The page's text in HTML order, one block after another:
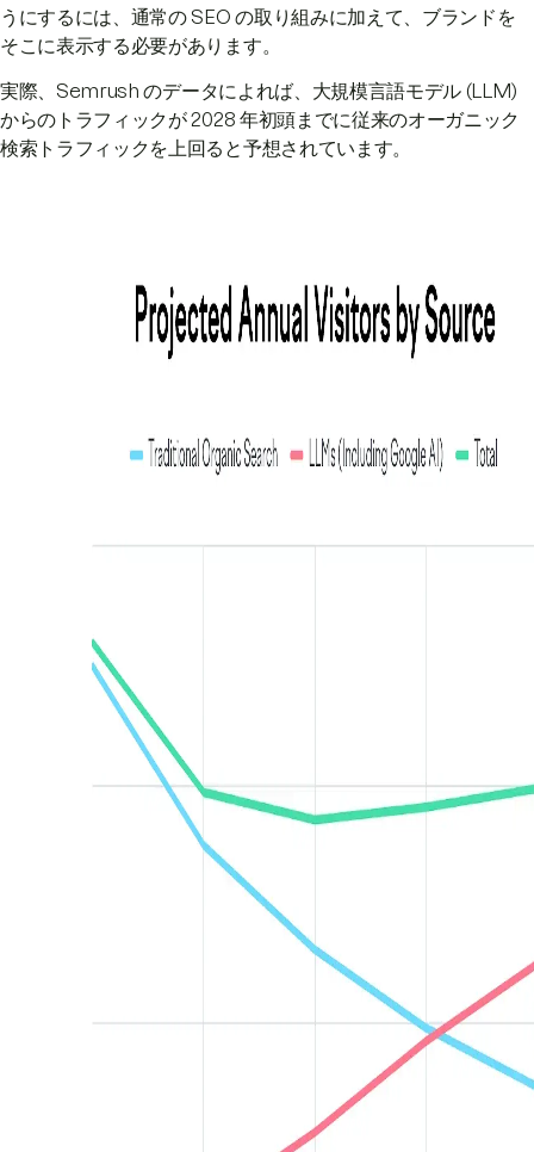
うにするには、通常の SEO の取り組みに加えて、ブランドを
そこに表示する必要があります。
実際、Semrush のデータによれば、大規模言語モデル (LLM)
からのトラフィックが 2028 年初頭までに従来のオーガニック
検索トラフィックを上回ると予想されています。